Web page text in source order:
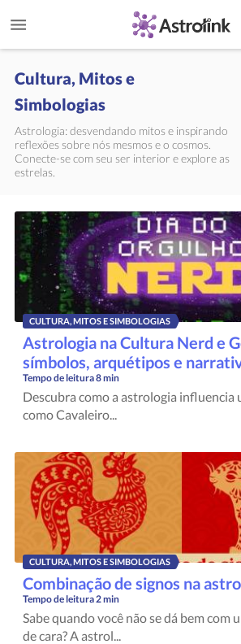
Cultura, Mitos e
Simbologias
Astrologia: desvendando mitos e inspirando
reflexões sobre nós mesmos e o cosmos.
Conecte-se com seu ser interior e explore as
estrelas.
CULTURA, MITOS E SIMBOLOGIAS
Astrologia na Cultura Nerd e
símbolos, arquétipos e
Tempo de leitura8 min
Descubra como a astrologia influencia
como Cavaleiro...
CULTURA, MITOS E SIMBOLOGIAS
Combinação de signos na
Tempo de leitura2 min
Sabe quando você não se dá bem com
de cara? A astrol...